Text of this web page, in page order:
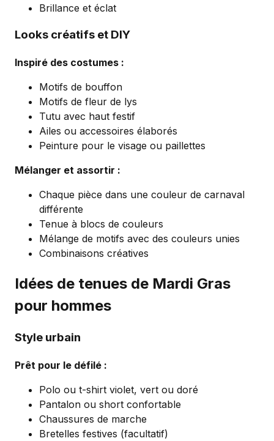
Brillance et éclat
Looks créatifs et DIY
Inspiré des costumes :
Motifs de bouffon
Motifs de fleur de lys
Tutu avec haut festif
Ailes ou accessoires élaborés
Peinture pour le visage ou paillettes
Mélanger et assortir :
Chaque pièce dans une couleur de carnaval
différente
Tenue à blocs de couleurs
Mélange de motifs avec des couleurs unies
Combinaisons créatives
Idées de tenues de Mardi Gras
pour hommes
Style urbain
Prêt pour le défilé :
Polo ou t-shirt violet, vert ou doré
Pantalon ou short confortable
Chaussures de marche
Bretelles festives (facultatif)